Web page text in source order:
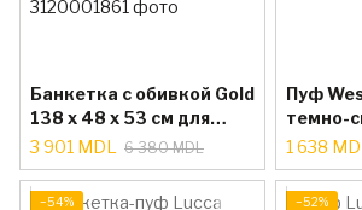
Банкетка с обивкой Gold
138 x 48 x 53 см для
спальни или гостиной
3 901 MDL 6 380 MDL
Пуф
темно-
39 см
1 638
−54% −52%